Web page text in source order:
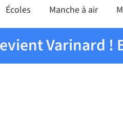
Écoles Manche à air
Varinard !